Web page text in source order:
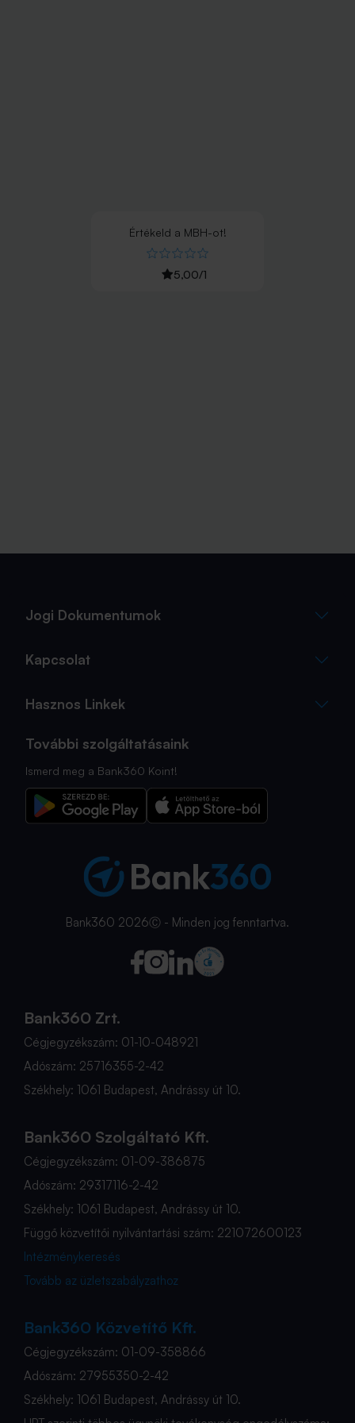
Értékeld a MBH-ot!
5,00/1
Jogi Dokumentumok
Kapcsolat
Hasznos Linkek
További szolgáltatásaink
Ismerd meg a Bank360 Koint!
Bank360 2026Ⓒ - Minden jog fenntartva.
Bank360 Zrt.
Cégjegyzékszám: 01-10-048921
Adószám: 25716355-2-42
Székhely: 1061 Budapest, Andrássy út 10.
Bank360 Szolgáltató Kft.
Cégjegyzékszám: 01-09-386875
Adószám: 29317116-2-42
Székhely: 1061 Budapest, Andrássy út 10.
Függő közvetítői nyilvántartási szám: 221072600123
Intézménykeresés
Tovább az üzletszabályzathoz
Bank360 Közvetítő Kft.
Cégjegyzékszám: 01-09-358866
Adószám: 27955350-2-42
Székhely: 1061 Budapest, Andrássy út 10.